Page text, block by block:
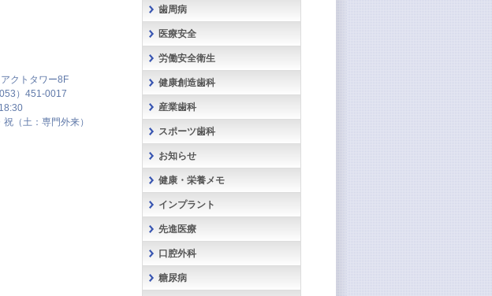
クトタワー8F
）451-0017
（土：専門外来）
歯周病
医療安全
労働安全衛生
健康創造歯科
産業歯科
スポーツ歯科
お知らせ
健康・栄養メモ
インプラント
先進医療
口腔外科
糖尿病